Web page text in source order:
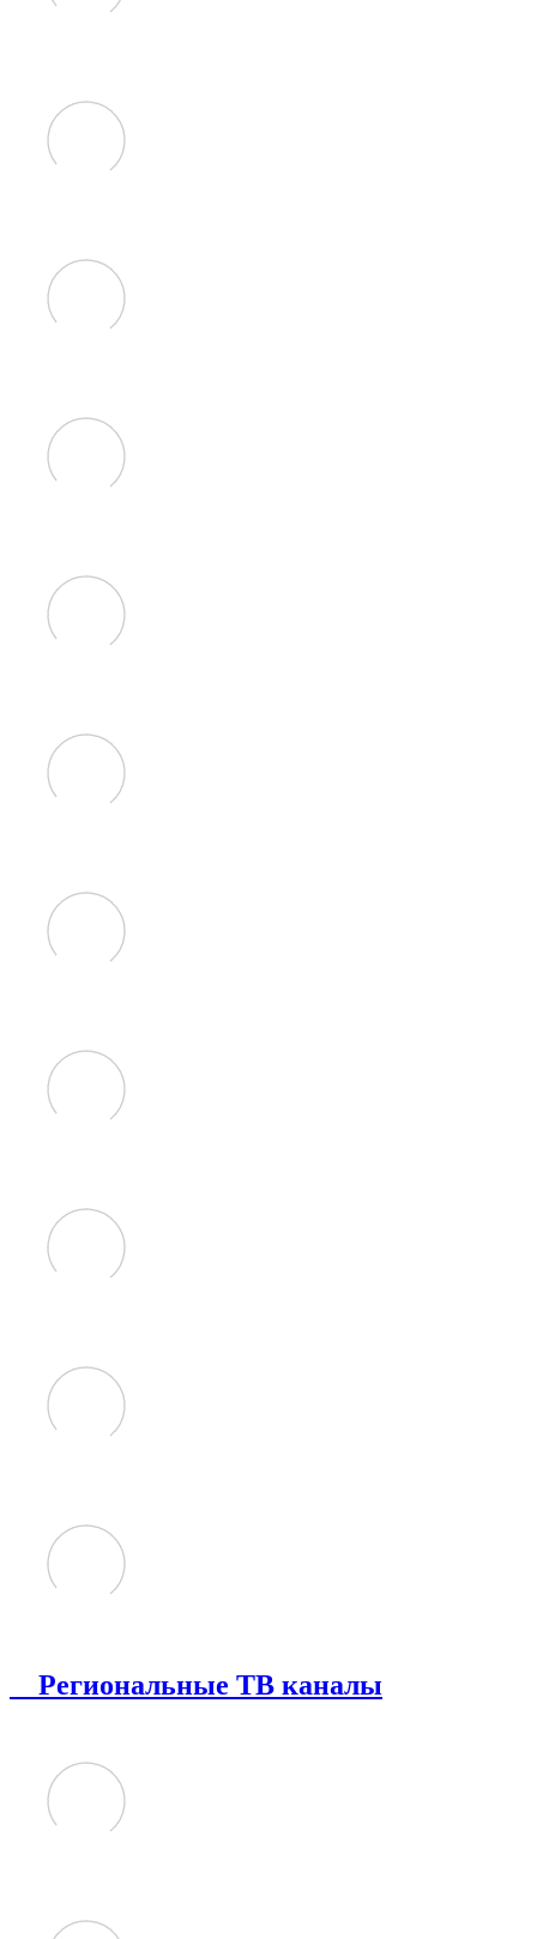
Региональные ТВ каналы